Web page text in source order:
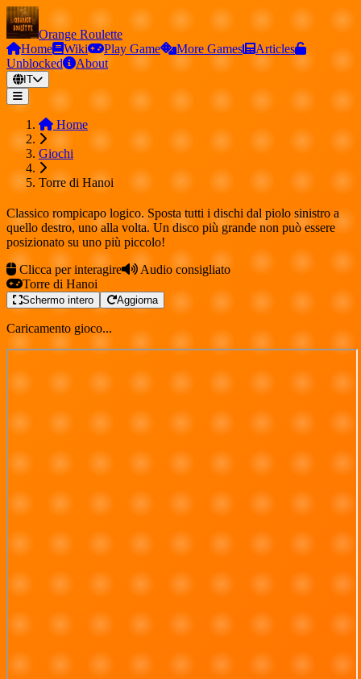
Orange Roulette
Home
Wiki Play Game More Games
Articles
Unblocked
About
IT
Home
Giochi
Torre di Hanoi
Classico rompicapo logico. Sposta tutti i dischi dal piolo sinistro a
quello destro, uno alla volta. Un disco più grande non può essere
posizionato su uno più piccolo!
Clicca per interagire
Audio consigliato
Torre di Hanoi
Schermo intero Aggiorna
Caricamento gioco...